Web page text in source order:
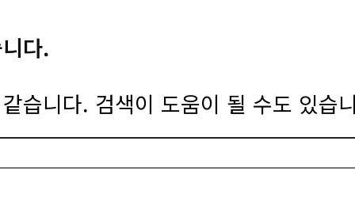
다.
습니다. 검색이 도움이 될 수도 있습